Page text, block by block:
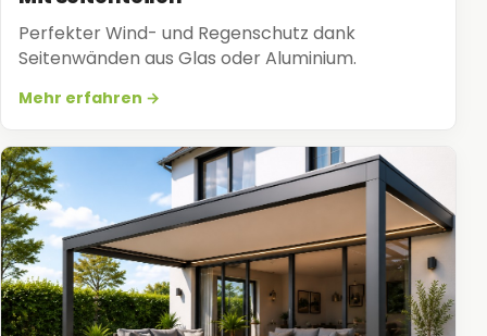
Perfekter Wind- und Regenschutz dank
Seitenwänden aus Glas oder Aluminium.
Mehr erfahren →